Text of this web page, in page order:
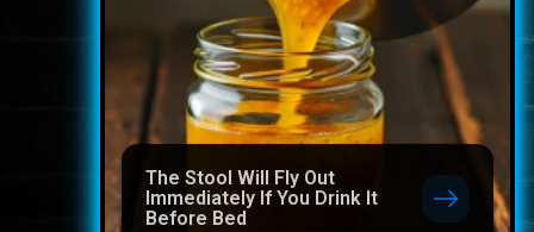
The Stool Will Fly Out
Immediately If You Drink It
Before Bed